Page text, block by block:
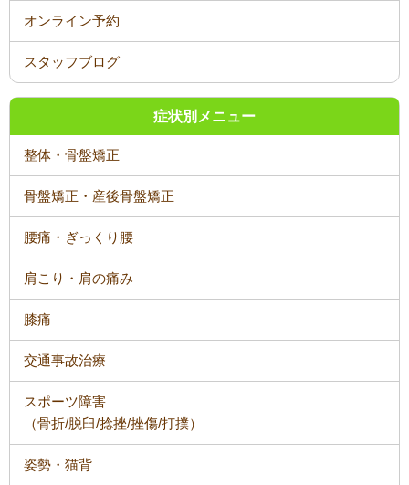
オンライン予約
スタッフブログ
症状別メニュー
整体・骨盤矯正
骨盤矯正・産後骨盤矯正
腰痛・ぎっくり腰
肩こり・肩の痛み
膝痛
交通事故治療
スポーツ障害
（骨折/脱臼/捻挫/挫傷/打撲）
姿勢・猫背